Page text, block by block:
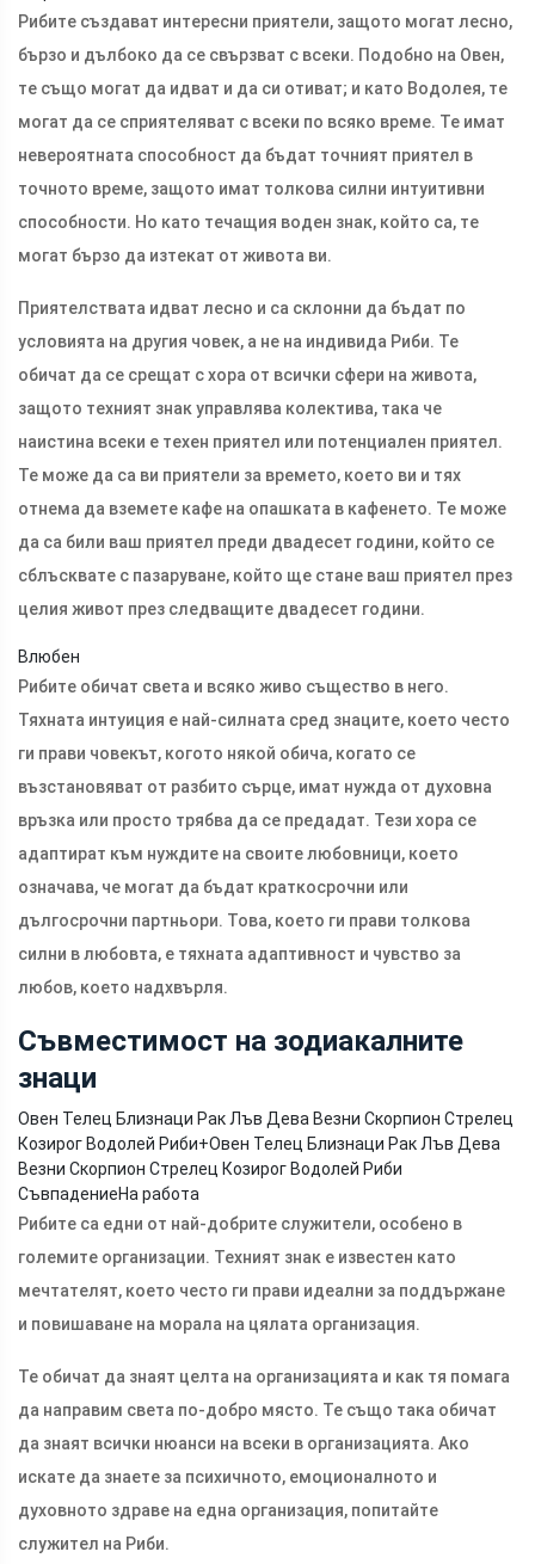
Рибите създават интересни приятели, защото могат лесно,
бързо и дълбоко да се свързват с всеки. Подобно на Овен,
те също могат да идват и да си отиват; и като Водолея, те
могат да се сприятеляват с всеки по всяко време. Те имат
невероятната способност да бъдат точният приятел в
точното време, защото имат толкова силни интуитивни
способности. Но като течащия воден знак, който са, те
могат бързо да изтекат от живота ви.
Приятелствата идват лесно и са склонни да бъдат по
условията на другия човек, а не на индивида Риби. Те
обичат да се срещат с хора от всички сфери на живота,
защото техният знак управлява колектива, така че
наистина всеки е техен приятел или потенциален приятел.
Те може да са ви приятели за времето, което ви и тях
отнема да вземете кафе на опашката в кафенето. Те може
да са били ваш приятел преди двадесет години, който се
сблъсквате с пазаруване, който ще стане ваш приятел през
целия живот през следващите двадесет години.
Влюбен
Рибите обичат света и всяко живо същество в него.
Тяхната интуиция е най-силната сред знаците, което често
ги прави човекът, когото някой обича, когато се
възстановяват от разбито сърце, имат нужда от духовна
връзка или просто трябва да се предадат. Тези хора се
адаптират към нуждите на своите любовници, което
означава, че могат да бъдат краткосрочни или
дългосрочни партньори. Това, което ги прави толкова
силни в любовта, е тяхната адаптивност и чувство за
любов, което надхвърля.
Съвместимост на зодиакалните
знаци
Овен Телец Близнаци Рак Лъв Дева Везни Скорпион Стрелец
Козирог Водолей Риби+Овен Телец Близнаци Рак Лъв Дева
Везни Скорпион Стрелец Козирог Водолей Риби
СъвпадениеНа работа
Рибите са едни от най-добрите служители, особено в
големите организации. Техният знак е известен като
мечтателят, което често ги прави идеални за поддържане
и повишаване на морала на цялата организация.
Те обичат да знаят целта на организацията и как тя помага
да направим света по-добро място. Те също така обичат
да знаят всички нюанси на всеки в организацията. Ако
искате да знаете за психичното, емоционалното и
духовното здраве на една организация, попитайте
служител на Риби.